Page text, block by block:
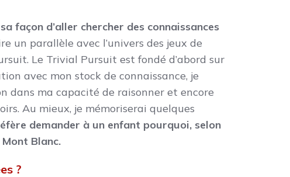
façon d’aller chercher des connaissances
un parallèle avec l’univers des jeux de
Le Trivial Pursuit est fondé d’abord sur
avec mon stock de connaissance, je
dans ma capacité de raisonner et encore
Au mieux, je mémoriserai quelques
demander à un enfant pourquoi, selon
Blanc.
?